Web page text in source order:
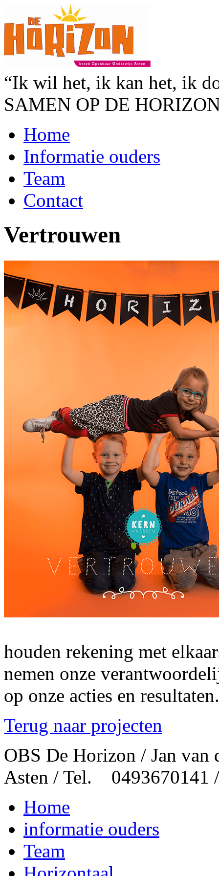
“Ik wil het, ik kan het, ik
SAMEN OP DE
Home
Informatie ouders
Team
Contact
Vertrouwen
houden rekening met
nemen onze
op onze acties en resultaten.
Terug naar projecten
OBS De Horizon / Jan van
Asten / Tel. 0493670141
Home
informatie ouders
Team